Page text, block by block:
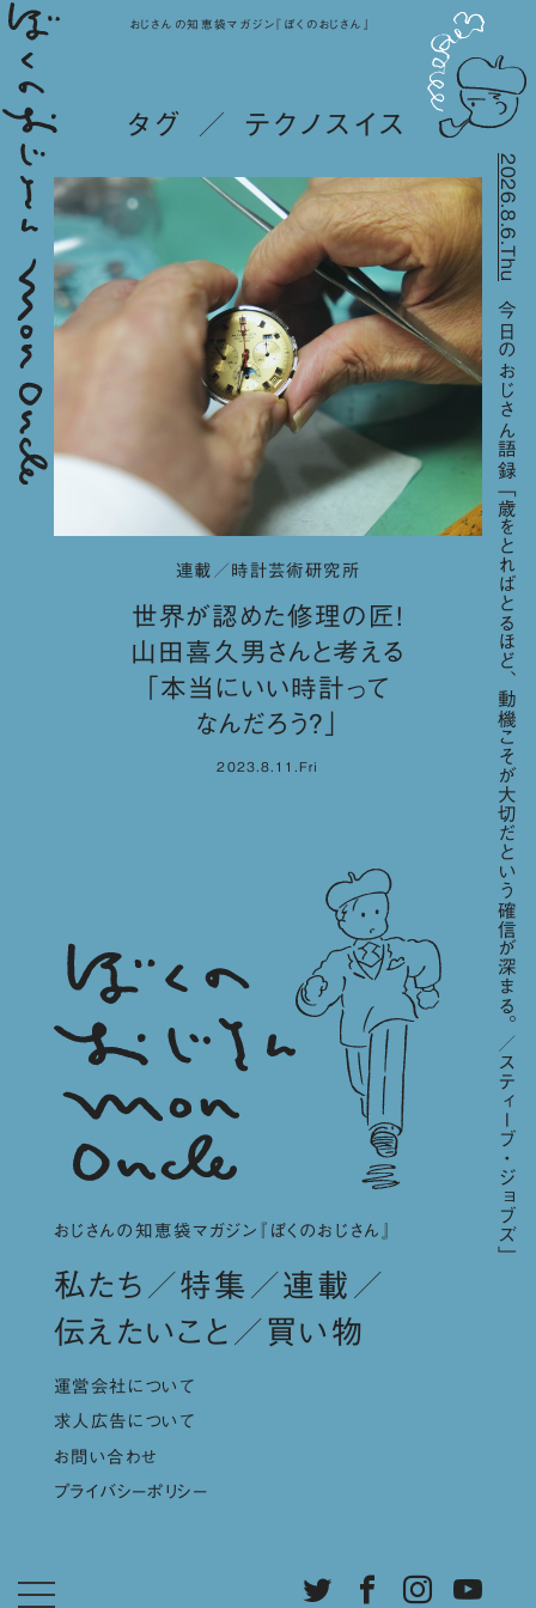
おじさんの知恵袋マガジン『ぼくのおじさん』
2026.8.6.Thu
今日のおじさん語録
「歳をとればとるほど、動機こそが大切だという確信が深まる。／スティーブ・ジョブズ」
タグ ／ テクノスイス
連載／時計芸術研究所
世界が認めた修理の匠！
山田喜久男さんと考える
「本当にいい時計って
なんだろう？」
2023.8.11.Fri
おじさんの知恵袋マガジン『ぼくのおじさん』
私たち 特集
連載
伝えたいこと
買い物
運営会社について
求人広告について
お問い合わせ
プライバシーポリシー